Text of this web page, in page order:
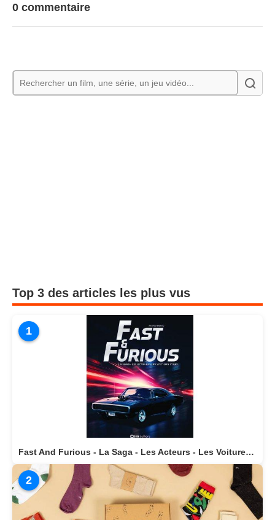
0 commentaire
Top 3 des articles les plus vus
1
Fast And Furious - La Saga - Les Acteurs - Les Voitures Stars actuellement disponible en librairie
2